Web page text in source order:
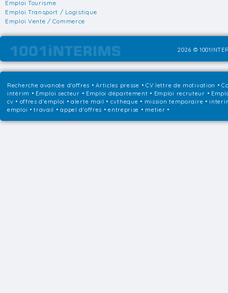
Emploi Tourisme
Emploi Transport / Logistique
Emploi Vente / Commerce
2026 ©
Recherche avancée d'offres •Articles presse • CV lettre de motivation •
intérim • Emploi secteur • Emploi département • Emploi recruteur •
cv • offres d'emploi • alerte mail • cvtheque • mission temporaire •
emploi • travail • appel d'offres • entreprise • metier •